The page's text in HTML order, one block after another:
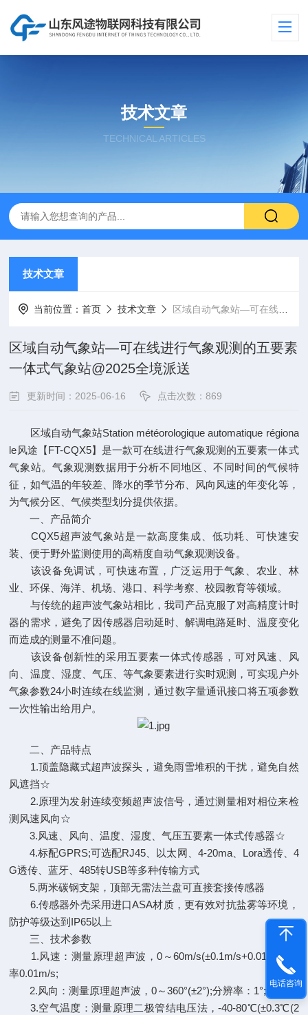
技术文章
TECHNICAL ARTICLES
技术文章
当前位置：首页 技术文章 区域自动气象站—可在线进行气象观测的五要素一体式气象站@2025全境派送
区域自动气象站—可在线进行气象观测的五要素
一体式气象站@2025全境派送
更新时间：2025-06-16 点击次数：869
区域自动气象站Station météorologique automatique régiona
le风途【FT-CQX5】是一款可在线进行气象观测的五要素一体式
气象站。气象观测数据用于分析不同地区、不同时间的气候特
征，如气温的年较差、降水的季节分布、风向风速的年变化等，
为气候分区、气候类型划分提供依据。
一、产品简介
CQX5超声波气象站是一款高度集成、低功耗、可快速安
装、便于野外监测使用的高精度自动气象观测设备。
该设备免调试，可快速布置，广泛运用于气象、农业、林
业、环保、海洋、机场、港口、科学考察、校园教育等领域。
与传统的超声波气象站相比，我司产品克服了对高精度计时
器的需求，避免了因传感器启动延时、解调电路延时、温度变化
而造成的测量不准问题。
该设备创新性的采用五要素一体式传感器，可对风速、风
向、温度、湿度、气压、等气象要素进行实时观测，可实现户外
气象参数24小时连续在线监测，通过数字量通讯接口将五项参数
一次性输出给用户。
二、产品特点
1.顶盖隐藏式超声波探头，避免雨雪堆积的干扰，避免自然
风遮挡☆
2.原理为发射连续变频超声波信号，通过测量相对相位来检
测风速风向☆
3.风速、风向、温度、湿度、气压五要素一体式传感器☆
4.标配GPRS;可选配RJ45、以太网、4-20ma、Lora透传、4
G透传、蓝牙、485转USB等多种传输方式
5.两米碳钢支架，顶部无需法兰盘可直接套接传感器
6.传感器外壳采用进口ASA材质，更有效对抗盐雾等环境，
防护等级达到IP65以上
三、技术参数
1.风速：测量原理超声波，0～60m/s(±0.1m/s+0.01V)分辨
率0.01m/s;
2.风向：测量原理超声波，0～360°(±2°);分辨率：1°;
3.空气温度：测量原理二极管结电压法，-40-80℃(±0.3℃(2
电话咨询